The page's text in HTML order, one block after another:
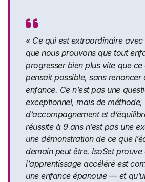
« Ce qui est extraordinaire avec
que nous prouvons que tout
progresser bien plus vite que ce
pensait possible, sans renoncer
enfance. Ce n’est pas une
exceptionnel, mais de méthode,
d’accompagnement et
réussite à 9 ans n’est pas une
une démonstration de ce que
demain peut être. IsoSet prouve
l’apprentissage accéléré est
une enfance épanouie — et